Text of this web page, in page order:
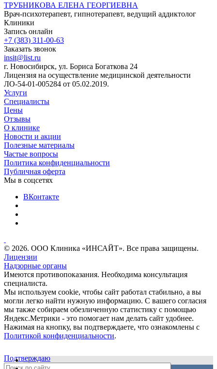
ТРУБНИКОВА ЕЛЕНА ГЕОРГИЕВНА
Врач-психотерапевт, гипнотерапевт, ведущий аддиктолог
Клиники
Запись онлайн
+7 (383) 311-00-63
Заказать звонок
insit@list.ru
г. Новосибирск, ул. Бориса Богаткова 24
Лицензия на осуществление медицинской деятельности
ЛО-54-01-005284 от 05.02.2019.
Услуги
Специалисты
Цены
Отзывы
О клинике
Новости и акции
Полезные материалы
Частые вопросы
Политика конфиденциальности
Публичная оферта
Мы в соцсетях
ВКонтакте
© 2026. ООО Клиника «ИНСАЙТ». Все права защищены.
Лицензии
Надзорные органы
Имеются противопоказания. Необходима консультация
специалиста.
Мы используем cookie, чтобы сайт работал стабильно, а вы
могли легко найти нужную информацию. С вашего согласия
мы также собираем обезличенную статистику с помощью
Яндекс.Метрики - это помогает нам делать сайт удобнее.
Нажимая на кнопку, вы подтверждаете, что ознакомлены с
Политикой конфиденциальности.
Подтверждаю